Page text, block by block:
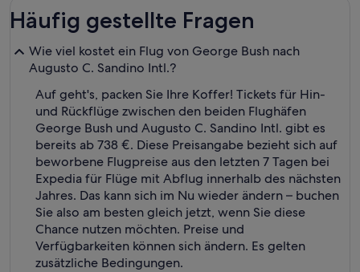
Häufig gestellte Fragen
Wie viel kostet ein Flug von George Bush nach
Augusto C. Sandino Intl.?
Auf geht's, packen Sie Ihre Koffer! Tickets für Hin-
und Rückflüge zwischen den beiden Flughäfen
George Bush und Augusto C. Sandino Intl. gibt es
bereits ab 738 €. Diese Preisangabe bezieht sich auf
beworbene Flugpreise aus den letzten 7 Tagen bei
Expedia für Flüge mit Abflug innerhalb des nächsten
Jahres. Das kann sich im Nu wieder ändern – buchen
Sie also am besten gleich jetzt, wenn Sie diese
Chance nutzen möchten. Preise und
Verfügbarkeiten können sich ändern. Es gelten
zusätzliche Bedingungen.